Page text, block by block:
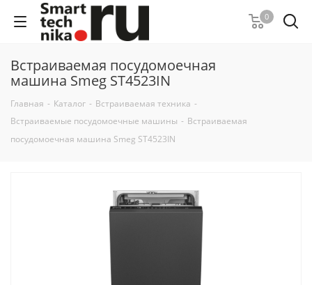
0
Встраиваемая посудомоечная
машина Smeg ST4523IN
Главная - Каталог - Встраиваемая техника -
Встраиваемые посудомоечные машины - Встраиваемая
посудомоечная машина Smeg ST4523IN